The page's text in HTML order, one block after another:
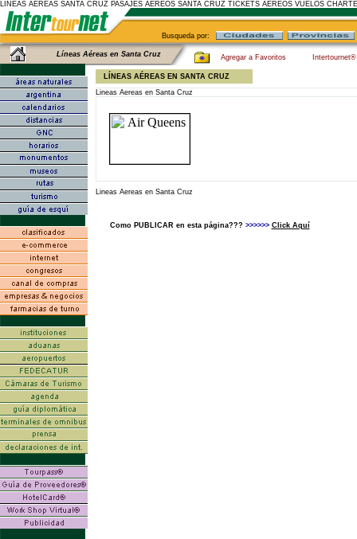
LINEAS AEREAS SANTA CRUZ PASAJES AEREOS SANTA CRUZ TICKETS AEREOS VUELOS
Busqueda por:
Líneas Aéreas en Santa Cruz Agregar a Favoritos
LÍNEAS AÉREAS EN SANTA CRUZ
Lineas Aereas en Santa Cruz
Lineas Aereas en Santa Cruz
Como PUBLICAR en esta página??? >>>>>> Click Aquí